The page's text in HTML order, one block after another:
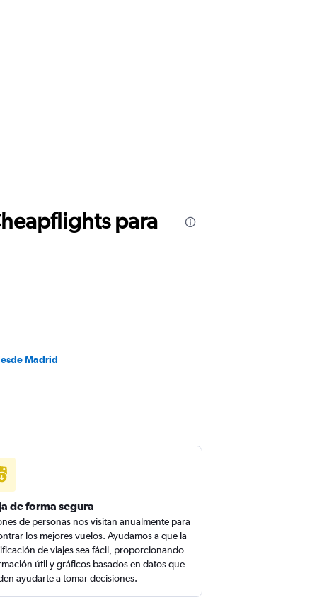
para
Madrid
de forma segura
de personas nos visitan anualmente para
los mejores vuelos. Ayudamos a que la
de viajes sea fácil, proporcionando
útil y gráficos basados en datos que
ayudarte a tomar decisiones.